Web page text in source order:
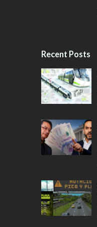
Recent Posts